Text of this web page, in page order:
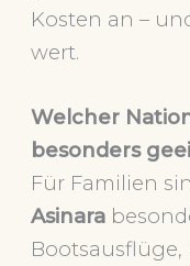
Kosten an –
wert.
Welcher
besonders
Für Familien
Asinara